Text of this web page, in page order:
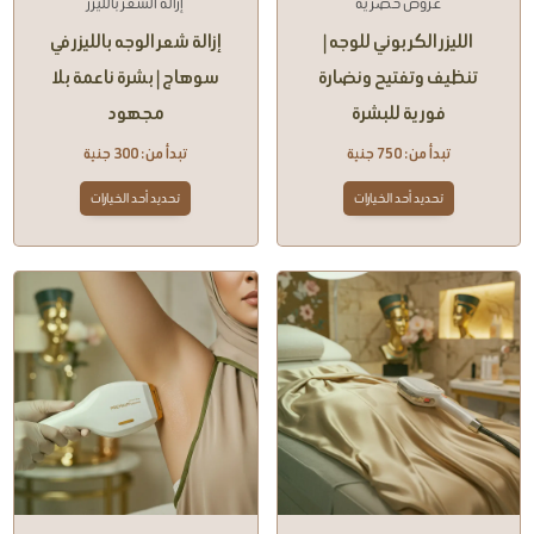
الليزر الكربوني للوجه |
تنظيف وتفتيح ونضارة
فورية للبشرة
تبدأ من:750جنية
تحديد أحد الخيارات
إزالة شعر الوجه بالليزر في
سوهاج | بشرة ناعمة بلا
مجهود
تبدأ من:300 جنية
تحديد أحد الخيارات